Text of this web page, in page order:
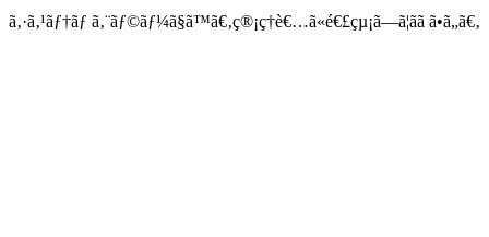
ã‚·ã‚¹ãƒ†ãƒ ã‚¨ãƒ©ãƒ¼ã§ã™ã€‚ç®¡ç†è€…ã«é€£çµ¡ã—ã¦ãã ã•ã„ã€‚